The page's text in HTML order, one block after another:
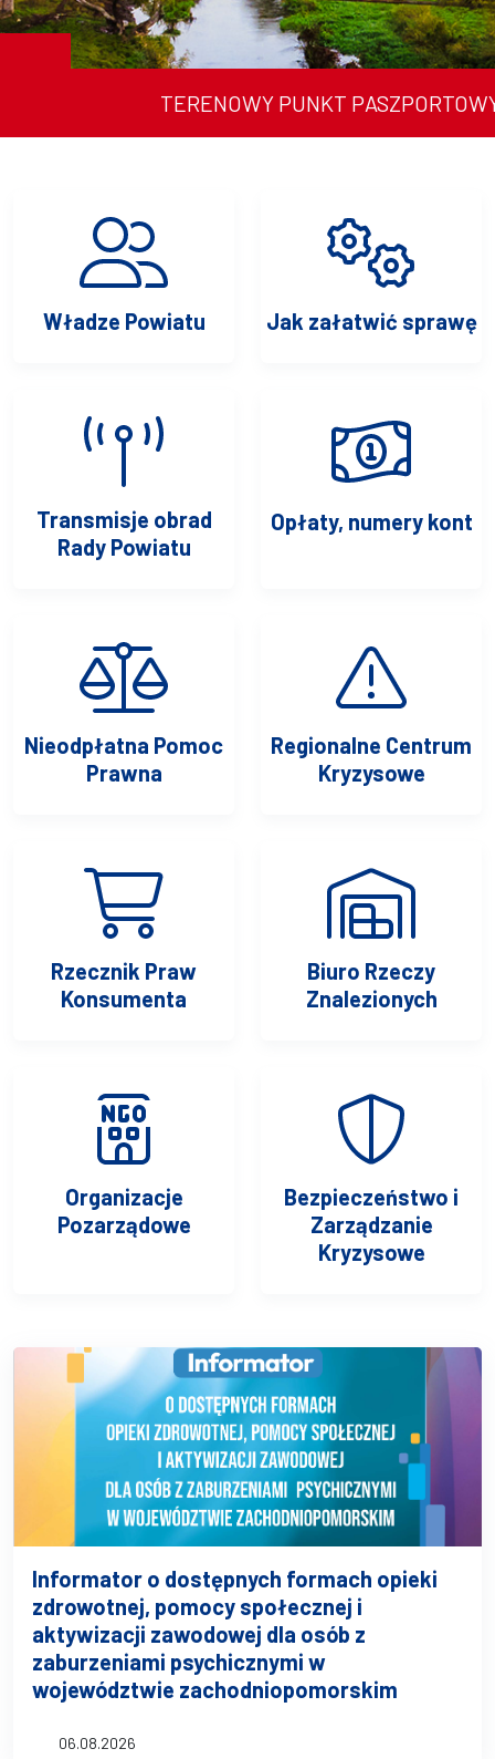
Zatrzymaj przesuwanie paska
Wznów przesuwanie paska
Starostwo Powiatowe w Stargardzie
TERENOWY PUNKT
Władze Powiatu Jak załatwić sprawę
Transmisje obrad
Rady Powiatu
Opłaty, numery kont
Nieodpłatna Pomoc
Prawna
Regionalne Centrum
Kryzysowe
Rzecznik Praw
Konsumenta
Biuro Rzeczy
Znalezionych
Organizacje
Pozarządowe
Bezpieczeństwo i
Zarządzanie
Kryzysowe
Aktualności
Informator o dostępnych formach opieki
zdrowotnej, pomocy społecznej i
aktywizacji zawodowej dla osób z
zaburzeniami psychicznymi w
województwie zachodniopomorskim
06.08.2026